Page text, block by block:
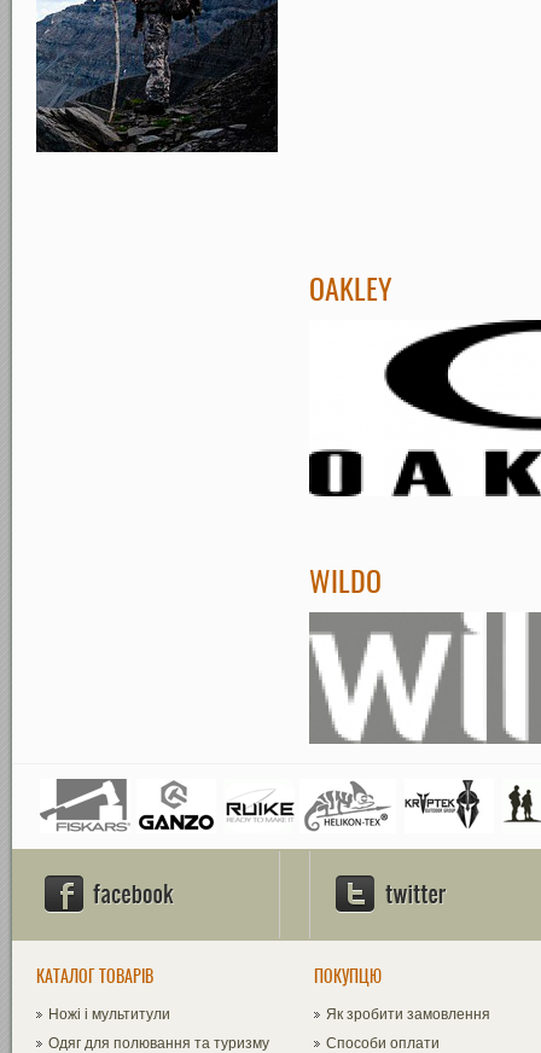
OAKLEY
WILDO
КАТАЛОГ ТОВАРІВ
Ножі і мультитули
Одяг для полювання та туризму
ПОКУПЦЮ
Як зробити замовлення
Способи оплати